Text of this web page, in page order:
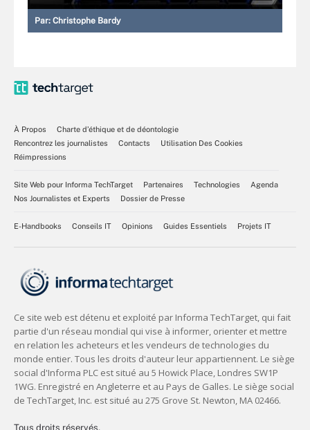
Par: Christophe Bardy
À Propos
Charte d’éthique et de déontologie
Rencontrez les journalistes
Contacts
Utilisation Des Cookies
Réimpressions
Site Web pour Informa TechTarget Partenaires Technologies
Agenda
Nos Journalistes et Experts
Dossier de Presse
E-Handbooks Conseils IT Opinions Guides Essentiels Projets IT
Tous droits réservés,